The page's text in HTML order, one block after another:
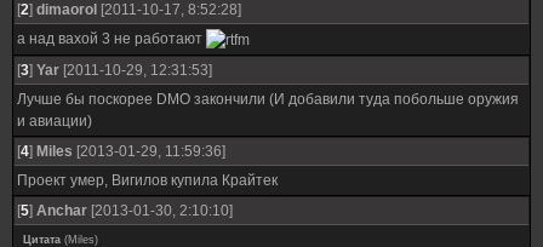
[2] dimaorol [2011-10-17, 8:52:28]
а над вахой 3 не работают
[3] Yar [2011-10-29, 12:31:53]
Лучше бы поскорее DMO закончили (И добавили туда побольше оружия
и авиации)
[4] Miles [2013-01-29, 11:59:36]
Проект умер, Вигилов купила Крайтек
[5] Anchar [2013-01-30, 2:10:10]
Цитата (Miles)